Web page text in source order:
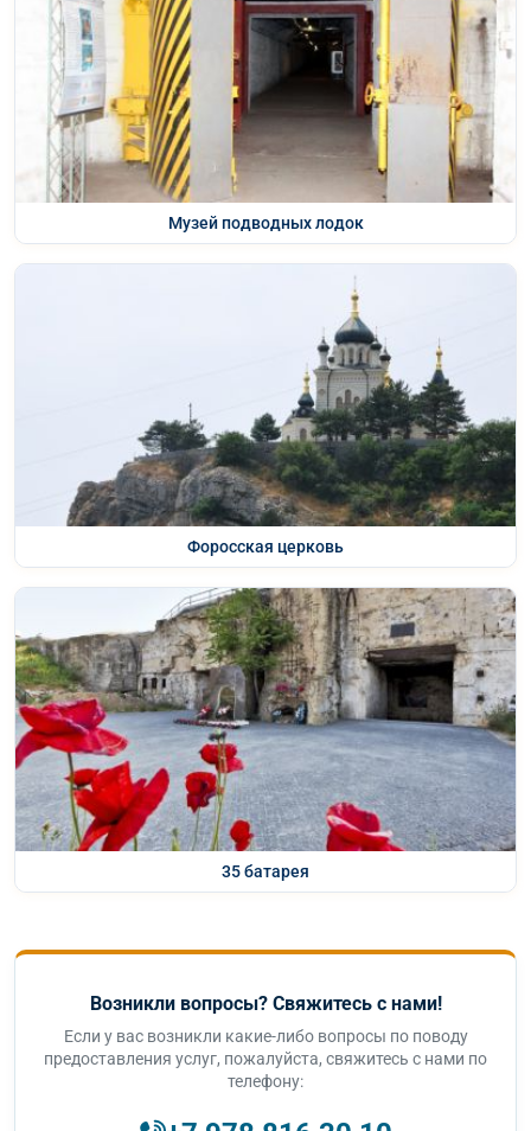
Музей подводных лодок
Форосская церковь
35 батарея
Возникли вопросы? Свяжитесь с нами!
Если у вас возникли какие-либо вопросы по поводу
предоставления услуг, пожалуйста, свяжитесь с нами по
телефону: